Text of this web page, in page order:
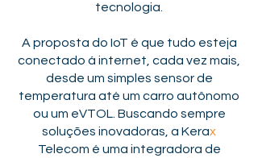
tecnologia.
A proposta do IoT é que tudo esteja
conectado á internet, cada vez mais,
desde um simples sensor de
temperatura até um carro autônomo
ou um eVTOL. Buscando sempre
soluções inovadoras, a Kerax
Telecom é uma integradora de